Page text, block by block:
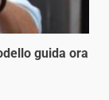
guida ora